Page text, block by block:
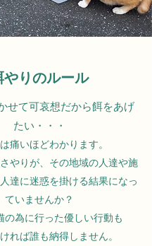
やりのルール
せて可哀想だから餌をあげ
たい・・・
痛いほどわかります。
やりが、その地域の人達や施
達に迷惑を掛ける結果になっ
ていませんか？
の為に行った優しい行動も
れば誰も納得しません。